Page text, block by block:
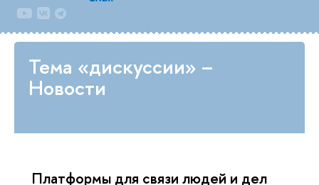
Тема «дискуссии» –
Новости
Платформы для связи людей и дел